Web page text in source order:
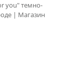
you" темно-
| Магазин